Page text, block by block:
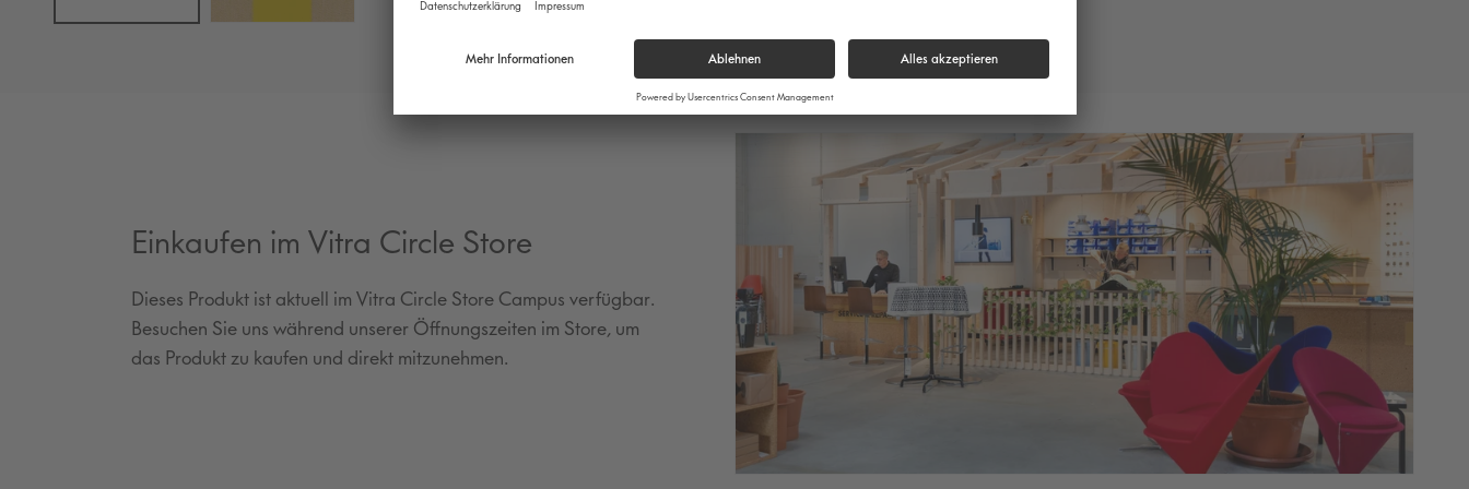
Einkaufen im Vitra Circle Store
Dieses Produkt ist aktuell im Vitra Circle Store Campus verfügbar.
Besuchen Sie uns während unserer Öffnungszeiten im Store, um
das Produkt zu kaufen und direkt mitzunehmen.